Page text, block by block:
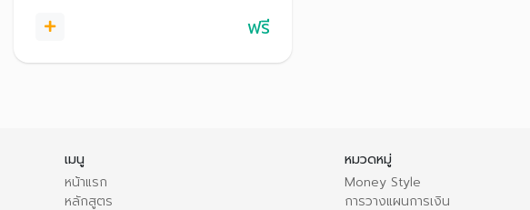
ฟรี
เมนู
หน้าแรก
หลักสูตร
หมวดหมู่
Money Style
การวางแผนการเงิน